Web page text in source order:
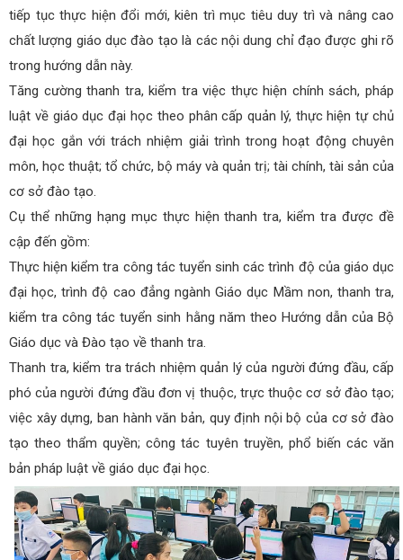
tiếp tục thực hiện đổi mới, kiên trì mục tiêu duy trì và nâng cao
chất lượng giáo dục đào tạo là các nội dung chỉ đạo được ghi rõ
trong hướng dẫn này.
Tăng cường thanh tra, kiểm tra việc thực hiện chính sách, pháp
luật về giáo dục đại học theo phân cấp quản lý, thực hiện tự chủ
đại học gắn với trách nhiệm giải trình trong hoạt động chuyên
môn, học thuật; tổ chức, bộ máy và quản trị; tài chính, tài sản của
cơ sở đào tạo.
Cụ thể những hạng mục thực hiện thanh tra, kiểm tra được đề
cập đến gồm:
Thực hiện kiểm tra công tác tuyển sinh các trình độ của giáo dục
đại học, trình độ cao đẳng ngành Giáo dục Mầm non, thanh tra,
kiểm tra công tác tuyển sinh hằng năm theo Hướng dẫn của Bộ
Giáo dục và Đào tạo về thanh tra.
Thanh tra, kiểm tra trách nhiệm quản lý của người đứng đầu, cấp
phó của người đứng đầu đơn vị thuộc, trực thuộc cơ sở đào tạo;
việc xây dựng, ban hành văn bản, quy định nội bộ của cơ sở đào
tạo theo thẩm quyền; công tác tuyên truyền, phổ biến các văn
bản pháp luật về giáo dục đại học.